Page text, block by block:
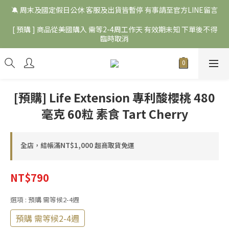
🔕 周末及國定假日公休 客服及出貨皆暫停 有事請至官方LINE留言
[ 預購 ] 商品從美國購入 需等2-4周工作天 有效期未知 下單後不得
臨時取消
[預購] Life Extension 專利酸櫻桃 480
毫克 60粒 素食 Tart Cherry
全店，結帳滿NT$1,000 超商取貨免運
NT$790
選項 : 預購 需等候2-4週
預購 需等候2-4週